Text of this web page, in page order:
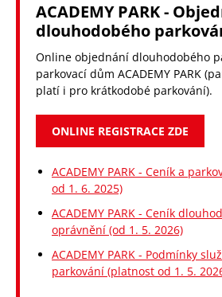
POTŘEBUJI SI VYŘÍDIT
O NÁS
NABÍZENÉ SLUŽBY
KONTAKTY
EN
ACADEMY PARK -
dlouhodobého
Online objednání dlouhodobého
parkovací dům ACADEMY PARK
platí i pro krátkodobé parkování).
ONLINE REGISTRACE ZDE
ACADEMY PARK - Ceník a
od 1. 6. 2025)
ACADEMY PARK - Ceník
oprávnění (od 1. 5. 2026)
ACADEMY PARK - Podmínky
parkování (platnost od 1. 5.